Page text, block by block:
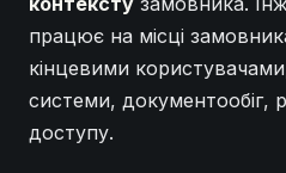
працює на місці
кінцевими користувачами,
системи, документообіг,
доступу.